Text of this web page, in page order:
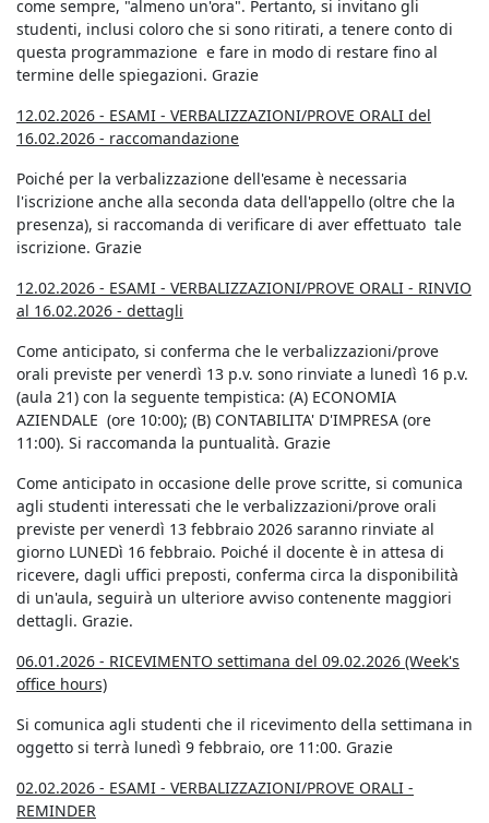
come sempre, "almeno un'ora". Pertanto, si invitano gli
studenti, inclusi coloro che si sono ritirati, a tenere conto di
questa programmazione e fare in modo di restare fino al
termine delle spiegazioni. Grazie
12.02.2026 - ESAMI - VERBALIZZAZIONI/PROVE ORALI del
16.02.2026 - raccomandazione
Poiché per la verbalizzazione dell'esame è necessaria
l'iscrizione anche alla seconda data dell'appello (oltre che la
presenza), si raccomanda di verificare di aver effettuato tale
iscrizione. Grazie
12.02.2026 - ESAMI - VERBALIZZAZIONI/PROVE ORALI - RINVIO
al 16.02.2026 - dettagli
Come anticipato, si conferma che le verbalizzazioni/prove
orali previste per venerdì 13 p.v. sono rinviate a lunedì 16 p.v.
(aula 21) con la seguente tempistica: (A) ECONOMIA
AZIENDALE (ore 10:00); (B) CONTABILITA' D'IMPRESA (ore
11:00). Si raccomanda la puntualità. Grazie
Come anticipato in occasione delle prove scritte, si comunica
agli studenti interessati che le verbalizzazioni/prove orali
previste per venerdì 13 febbraio 2026 saranno rinviate al
giorno LUNEDì 16 febbraio. Poiché il docente è in attesa di
ricevere, dagli uffici preposti, conferma circa la disponibilità
di un'aula, seguirà un ulteriore avviso contenente maggiori
dettagli. Grazie.
06.01.2026 - RICEVIMENTO settimana del 09.02.2026 (Week's
office hours)
Si comunica agli studenti che il ricevimento della settimana in
oggetto si terrà lunedì 9 febbraio, ore 11:00. Grazie
02.02.2026 - ESAMI - VERBALIZZAZIONI/PROVE ORALI -
REMINDER